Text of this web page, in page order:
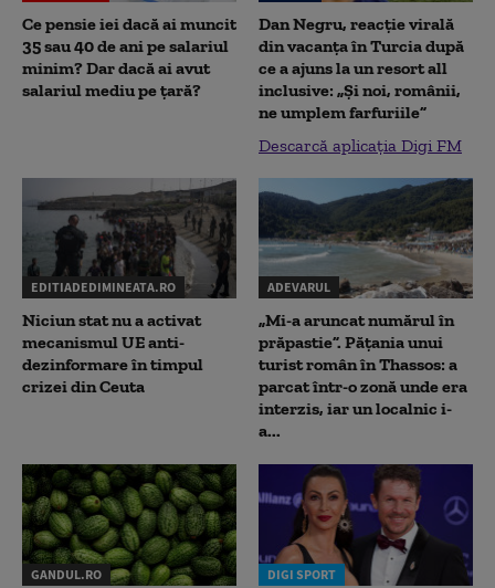
Ce pensie iei dacă ai muncit
35 sau 40 de ani pe salariul
minim? Dar dacă ai avut
salariul mediu pe țară?
Dan Negru, reacție virală
din vacanța în Turcia după
ce a ajuns la un resort all
inclusive: „Și noi, românii,
ne umplem farfuriile”
Descarcă aplicația Digi FM
EDITIADEDIMINEATA.RO
Niciun stat nu a activat
mecanismul UE anti-
dezinformare în timpul
crizei din Ceuta
ADEVARUL
„Mi-a aruncat numărul în
prăpastie”. Pățania unui
turist român în Thassos: a
parcat într-o zonă unde era
interzis, iar un localnic i-
a...
GANDUL.RO DIGI SPORT